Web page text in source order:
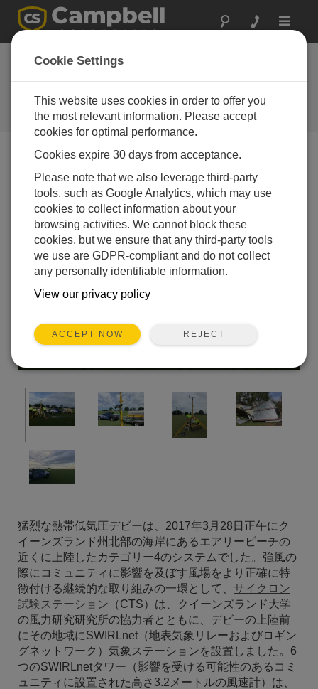
Toggle
オーストラリア: 熱帯
低気圧デビー
Campbell Scientific の計測機器が
嵐の中へ！
猛烈な熱帯低気圧デビーは、2017年3月28日正午にク
イーンズランド州北部の海岸にあるエアリービーチの
近くに上陸したカテゴリー4のシステムでした。強風の
際にコミュニティに影響を及ぼす風場をより正確に特
徴付ける継続的な取り組みの一環として、 サイクロン
試験ステーション （CTS）は、クイーンズランド大学
の風力研究研究所の協力者とともに、デビーの上陸前
にその地域にSWIRLnet（地表気象リレーおよびロギン
グネットワーク）気象ステーションを設置しました。6
つのSWIRLnetタワー（影響を受ける可能性のあるコミ
ュニティに設置された高さ3.2メートルの風速計）は、
Cookie Settings
This website uses cookies in order to offer you
the most relevant information. Please accept
cookies for optimal performance.
Cookies expire 30 days from acceptance.
Please note that we also leverage third-party
tools, such as Google Analytics, which may use
cookies to collect information about your
browsing activities. We cannot block these
cookies, but we ensure that any third-party tools
we use are GDPR-compliant and do not collect
any personally identifiable information.
View our privacy policy
ACCEPT NOW REJECT